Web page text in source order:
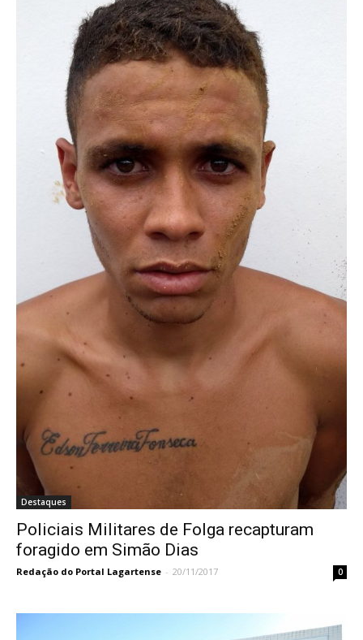
Destaques
Policiais Militares de Folga recapturam
foragido em Simão Dias
Redação do Portal Lagartense - 20/11/2017 0